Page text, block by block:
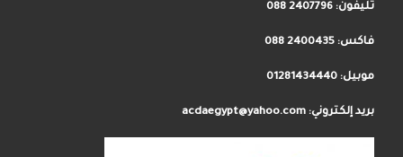
تليفون: 2407796 088
فاكس: 2400435 088
موبيل: 01281434440
بريد إلكتروني: acdaegypt@yahoo.com